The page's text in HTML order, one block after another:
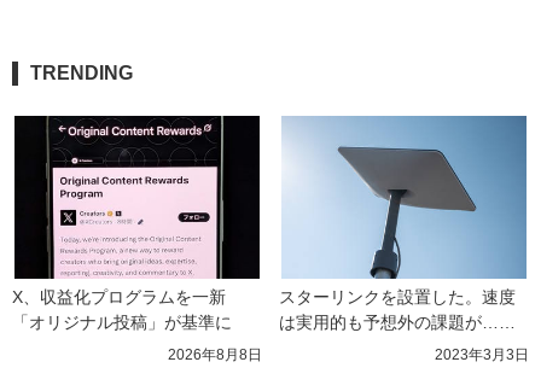
TRENDING
X、収益化プログラムを一新
「オリジナル投稿」が基準に
2026年8月8日
スターリンクを設置した。速度
は実用的も予想外の課題が……
2023年3月3日